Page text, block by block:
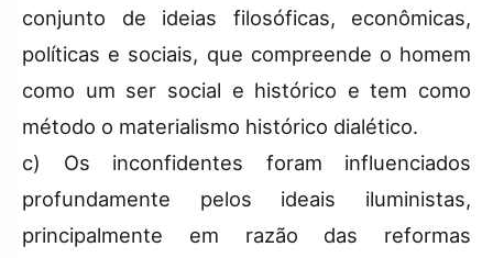
conjunto de ideias filosóficas, econômicas,
políticas e sociais, que compreende o homem
como um ser social e histórico e tem como
método o materialismo histórico dialético.
c) Os inconfidentes foram influenciados
profundamente pelos ideais iluministas,
principalmente em razão das reformas